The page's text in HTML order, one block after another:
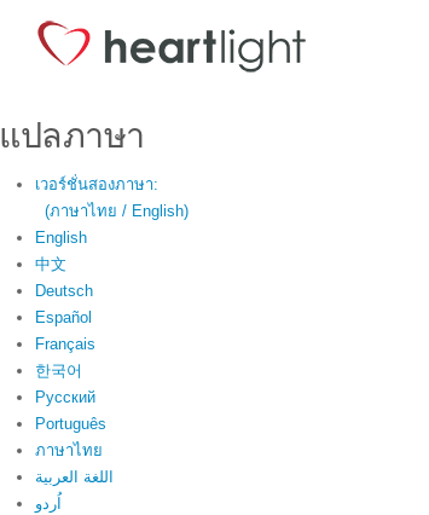
แปลภาษา
เวอร์ชั่นสองภาษา:
(ภาษาไทย / English)
English
中文
Deutsch
Español
Français
한국어
Русский
Português
ภาษาไทย
اللغة العربية
اُردو